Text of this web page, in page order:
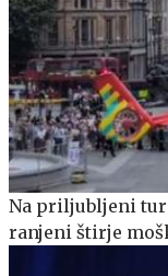
Na priljubljeni
ranjeni štirje